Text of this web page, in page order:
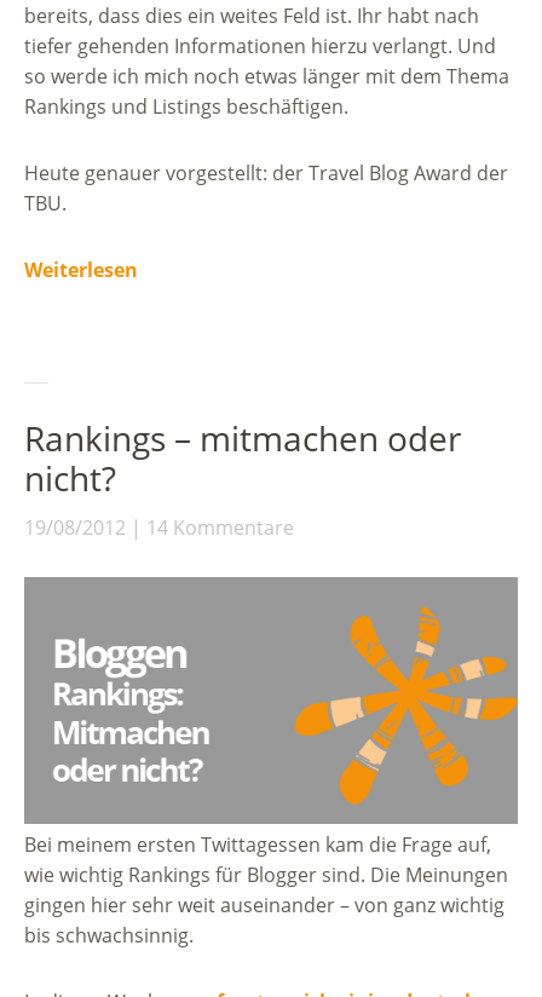
bereits, dass dies ein weites Feld ist. Ihr habt nach
tiefer gehenden Informationen hierzu verlangt. Und
so werde ich mich noch etwas länger mit dem Thema
Rankings und Listings beschäftigen.
Heute genauer vorgestellt: der Travel Blog Award der
TBU.
Weiterlesen
Rankings – mitmachen oder
nicht?
19/08/2012 14 Kommentare
Bei meinem ersten Twittagessen kam die Frage auf,
wie wichtig Rankings für Blogger sind. Die Meinungen
gingen hier sehr weit auseinander – von ganz wichtig
bis schwachsinnig.